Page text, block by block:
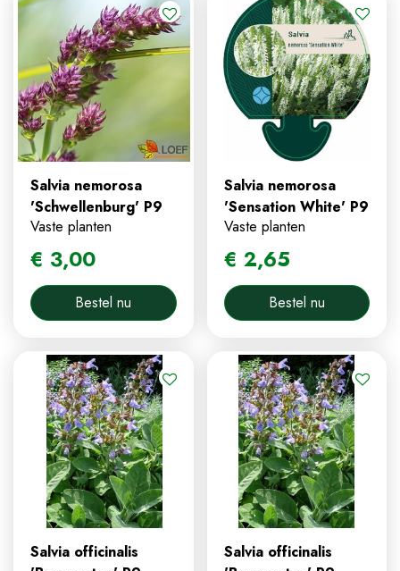
Salvia nemorosa
'Schwellenburg' P9
Vaste planten
€ 3,00
Bestel nu
Salvia nemorosa
'Sensation White' P9
Vaste planten
€ 2,65
Bestel nu
Salvia officinalis
Salvia officinalis